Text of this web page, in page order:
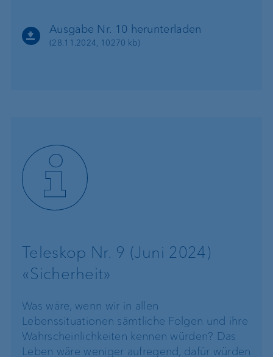
Ausgabe Nr. 10 herunterladen
(28.11.2024, 10270 kb)
Teleskop Nr. 9 (Juni 2024)
«Sicherheit»
Was wäre, wenn wir in allen
Lebenssituationen sämtliche Folgen und ihre
Wahrscheinlichkeiten kennen würden? Das
Leben wäre weniger aufregend, dafür würden